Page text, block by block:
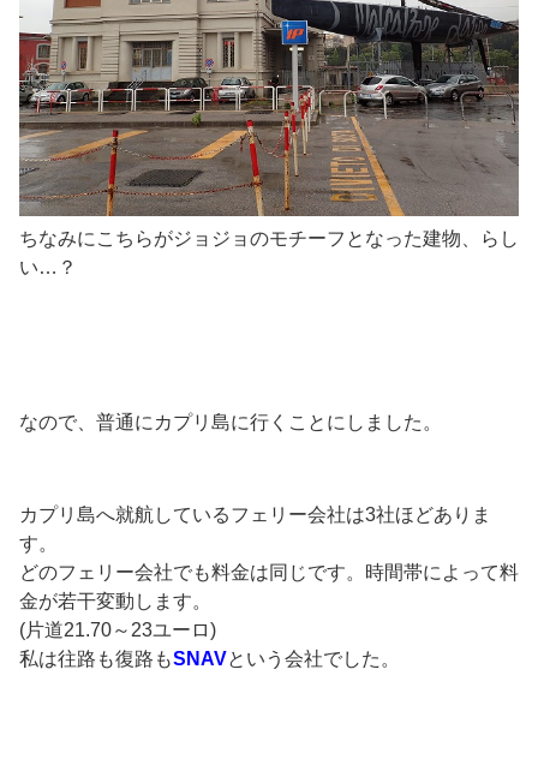
ちなみにこちらがジョジョのモチーフとなった建物、らし
い…？
なので、普通にカプリ島に行くことにしました。
カプリ島へ就航しているフェリー会社は3社ほどありま
す。
どのフェリー会社でも料金は同じです。時間帯によって料
金が若干変動します。
(片道21.70～23ユーロ)
私は往路も復路もSNAVという会社でした。